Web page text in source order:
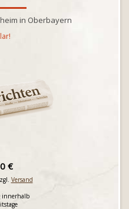
in Oberbayern
€
Versand
innerhalb